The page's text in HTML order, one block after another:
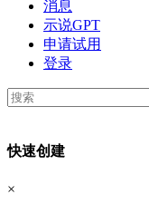
消息
示说GPT
申请试用
登录
快速创建
×